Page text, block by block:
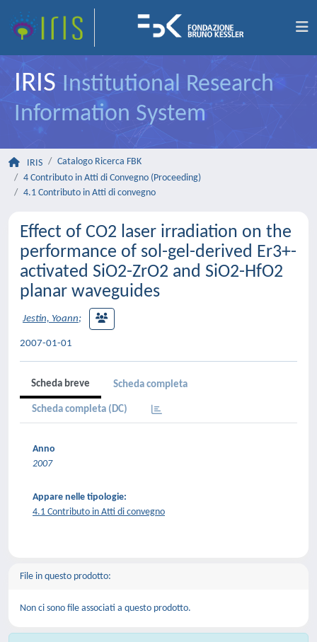
IRIS Institutional Research
Information System
IRIS
Catalogo Ricerca FBK
4 Contributo in Atti di Convegno (Proceeding)
4.1 Contributo in Atti di convegno
Effect of CO2 laser irradiation on the
performance of sol-gel-derived Er3+-
activated SiO2-ZrO2 and SiO2-HfO2
planar waveguides
Jestin, Yoann;
2007-01-01
Scheda breve Scheda completa
Scheda completa (DC)
Anno
2007
Appare nelle tipologie:
4.1 Contributo in Atti di convegno
File in questo prodotto:
Non ci sono file associati a questo prodotto.